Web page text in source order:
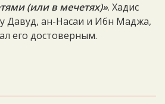
(или в мечетях)». Хадис
Давуд, ан-Насаи и Ибн Маджа,
его достоверным.